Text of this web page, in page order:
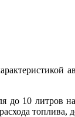
10 литров
топлива,